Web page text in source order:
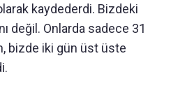
kaydederdi. Bizdeki
değil. Onlarda sadece 31
bizde iki gün üst üste